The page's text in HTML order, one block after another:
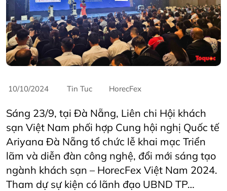
10/10/2024 Tin Tuc HorecFex
Sáng 23/9, tại Đà Nẵng, Liên chi Hội khách
sạn Việt Nam phối hợp Cung hội nghị Quốc tế
Ariyana Đà Nẵng tổ chức lễ khai mạc Triển
lãm và diễn đàn công nghệ, đổi mới sáng tạo
ngành khách sạn – HorecFex Việt Nam 2024.
Tham dự sự kiện có lãnh đạo UBND TP…